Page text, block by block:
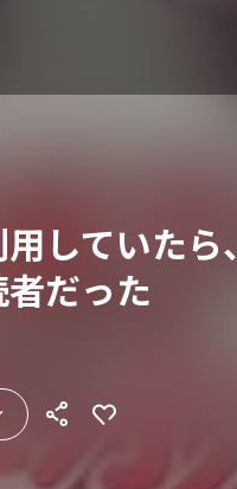
していたら、
だった